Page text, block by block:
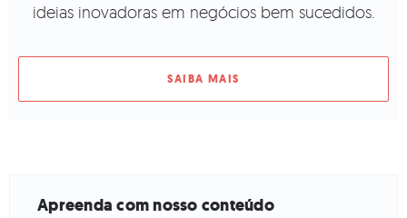
ideias inovadoras em negócios bem sucedidos.
SAIBA MAIS
Apreenda com nosso conteúdo